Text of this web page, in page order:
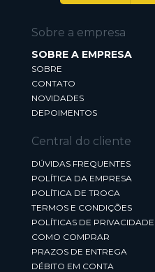
Sobre a empresa
SOBRE A EMPRESA
SOBRE
CONTATO
NOVIDADES
DEPOIMENTOS
Central do cliente
DÚVIDAS FREQUENTES
POLÍTICA DA EMPRESA
POLÍTICA DE TROCA
TERMOS E CONDIÇÕES
POLÍTICAS DE PRIVACIDADE
COMO COMPRAR
PRAZOS DE ENTREGA
DÉBITO EM CONTA